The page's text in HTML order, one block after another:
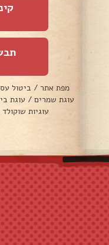
מפת אתר / ביטול
עוגת שמרים / עוגת
עוגיות